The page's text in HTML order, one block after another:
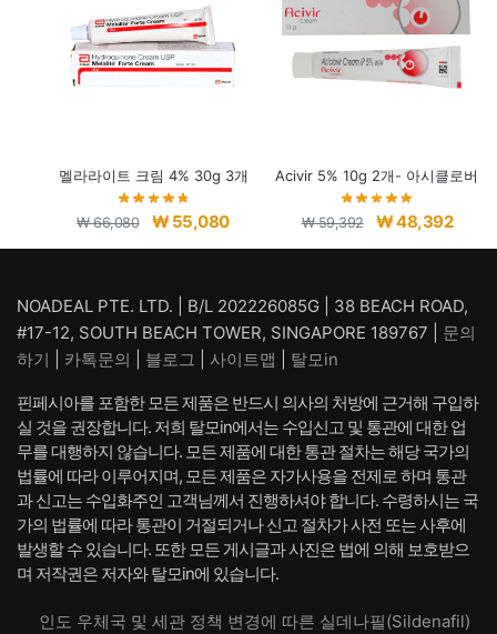
멜라라이트 크림 4% 30g 3개
₩66,080
원
래
격:
₩ 66,080.
₩ 55,080현
재
격:
₩ 55,080.
Acivir 5% 10g 2개- 아시클로버
₩59,392
원
래
격:
₩ 59,392.
₩48,392현
재
격:
₩
NOADEAL PTE. LTD. | B/L 202226085G | 38 BEACH ROAD,
#17-12, SOUTH BEACH TOWER, SINGAPORE 189767 | 문의
하기
카톡문의 블로그 사이트맵 탈모in
핀페시아를 포함한 모든 제품은 반드시 의사의 처방에 근거해 구입하
실 것을 권장합니다. 저희 탈모in에서는 수입신고 및 통관에 대한 업
무를 대행하지 않습니다. 모든 제품에 대한 통관 절차는 해당 국가의
법률에 따라 이루어지며, 모든 제품은 자가사용을 전제로 하며 통관
과 신고는 수입화주인 고객님께서 진행하셔야 합니다. 수령하시는 국
가의 법률에 따라 통관이 거절되거나 신고 절차가 사전 또는 사후에
발생할 수 있습니다. 또한 모든 게시글과 사진은 법에 의해 보호받으
며 저작권은 저자와 탈모in에 있습니다.
인도 우체국 및 세관 정책 변경에 따른 실데나필(Sildenafil)